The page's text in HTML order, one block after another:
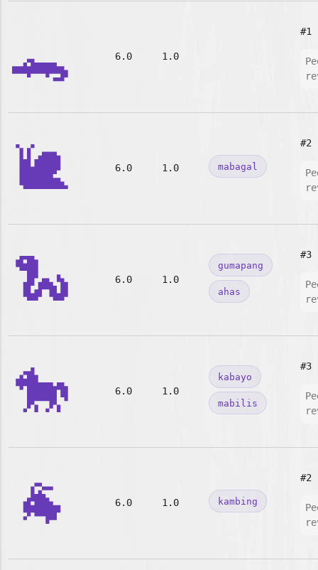
🐊 6.0 1.0
#1
🐌 6.0 1.0 mabagal
#2
🐍 6.0 1.0
gumapang
ahas
#3
🐎 6.0 1.0
kabayo
mabilis
#3
🐐 6.0 1.0 kambing
#2